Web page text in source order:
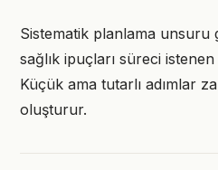
Sistematik planlama unsuru
sağlık ipuçları süreci
Küçük ama tutarlı adımlar
oluşturur.